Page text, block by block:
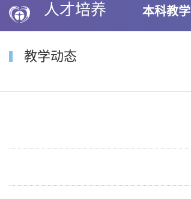
人才培养 本科教学
教学动态